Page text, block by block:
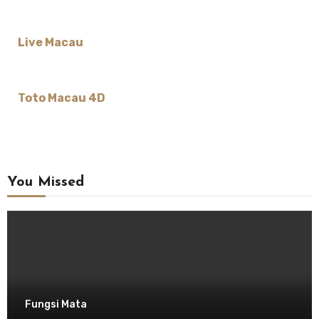
Live Macau
Toto Macau 4D
You Missed
Fungsi Mata